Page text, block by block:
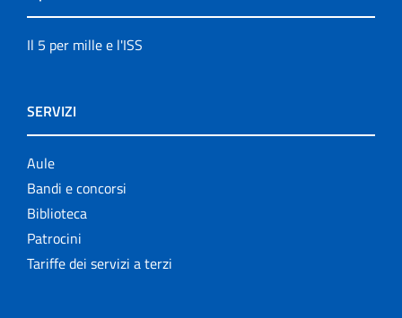
Il 5 per mille e l'ISS
SERVIZI
Aule
Bandi e concorsi
Biblioteca
Patrocini
Tariffe dei servizi a terzi